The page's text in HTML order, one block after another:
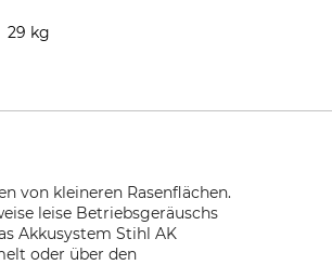
29 kg
von kleineren Rasenflächen.
leise Betriebsgeräuschs
Akkusystem Stihl AK
oder über den